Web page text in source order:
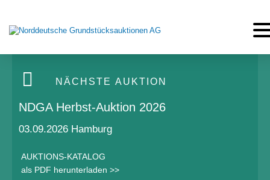
NÄCHSTE AUKTION
NDGA Herbst-Auktion 2026
03.09.2026 Hamburg
AUKTIONS-KATALOG
als PDF herunterladen >>